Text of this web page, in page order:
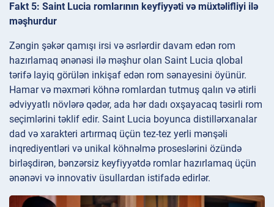
Fakt 5: Saint Lucia romlarının keyfiyyəti və müxtəlifliyi ilə
məşhurdur
Zəngin şəkər qamışı irsi və əsrlərdir davam edən rom
hazırlamaq ənənəsi ilə məşhur olan Saint Lucia qlobal
tərifə layiq görülən inkişaf edən rom sənayesini öyünür.
Hamar və məxməri köhnə romlardan tutmuş qalın və ətirli
ədviyyatlı növlərə qədər, ada hər dadı oxşayacaq təsirli rom
seçimlərini təklif edir. Saint Lucia boyunca distillərxanalar
dad və xarakteri artırmaq üçün tez-tez yerli mənşəli
inqrediyentləri və unikal köhnəlmə proseslərini özündə
birləşdirən, bənzərsiz keyfiyyətdə romlar hazırlamaq üçün
ənənəvi və innovativ üsullardan istifadə edirlər.